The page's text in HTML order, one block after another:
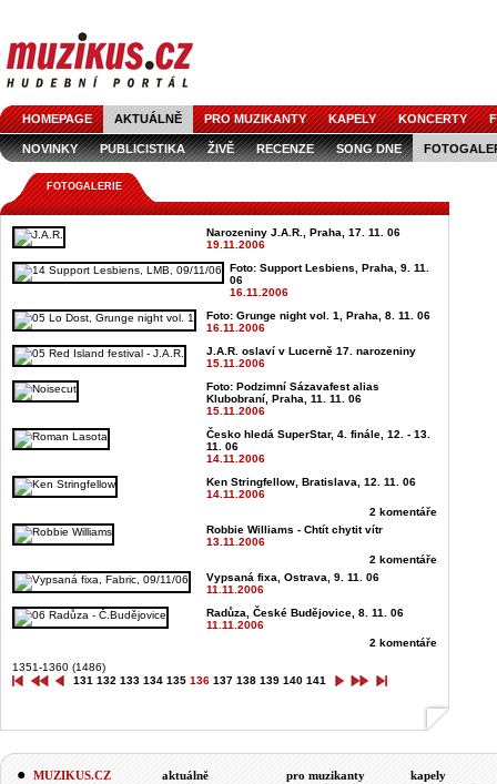
HOMEPAGE AKTUÁLNĚ PRO MUZIKANTY KAPELY KONCERTY
NOVINKY PUBLICISTIKA ŽIVĚ RECENZE SONG DNE
FOTOGALERIE
Narozeniny J.A.R., Praha, 17. 11. 06
19.11.2006
Foto: Support Lesbiens, Praha, 9. 11.
06
16.11.2006
Foto: Grunge night vol. 1, Praha, 8. 11. 06
16.11.2006
J.A.R. oslaví v Lucerně 17. narozeniny
15.11.2006
Foto: Podzimní Sázavafest alias
Klubobraní, Praha, 11. 11. 06
15.11.2006
Česko hledá SuperStar, 4. finále, 12. - 13.
11. 06
14.11.2006
Ken Stringfellow, Bratislava, 12. 11. 06
14.11.2006
2 komentáře
Robbie Williams - Chtít chytit vítr
13.11.2006
2 komentáře
Vypsaná fixa, Ostrava, 9. 11. 06
11.11.2006
Radůza, České Budějovice, 8. 11. 06
11.11.2006
2 komentáře
1351-1360 (1486)
131 132 133 134 135 136 137 138 139 140 141
MUZIKUS.CZ
aktuálně
pro muzikanty
kapely